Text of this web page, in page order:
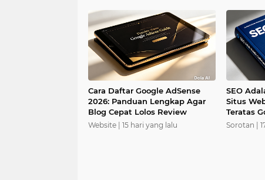
Cara Daftar Google AdSense
2026: Panduan Lengkap Agar
Blog Cepat Lolos Review
Website | 15 hari yang lalu
SEO
Situs
Teratas
2026
Sorotan |